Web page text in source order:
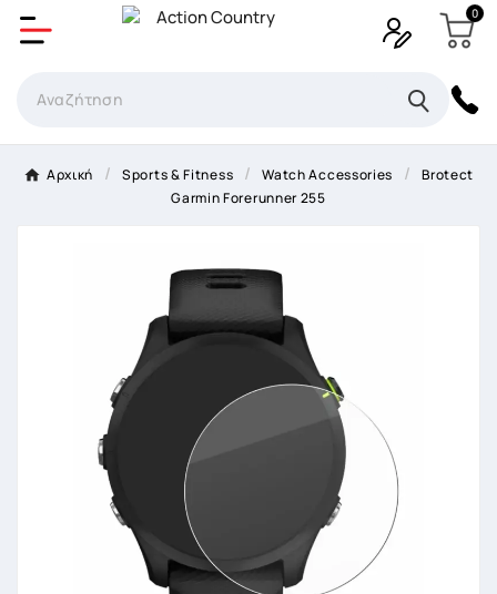
0
Αρχική Sports & Fitness Watch Accessories
Brotect
Garmin Forerunner 255
Δημιουργία λίστα επιθυμητών
×
Όνομα Λίστα επιθυμιτών
Δημιουργία λίστα επιθυμητών